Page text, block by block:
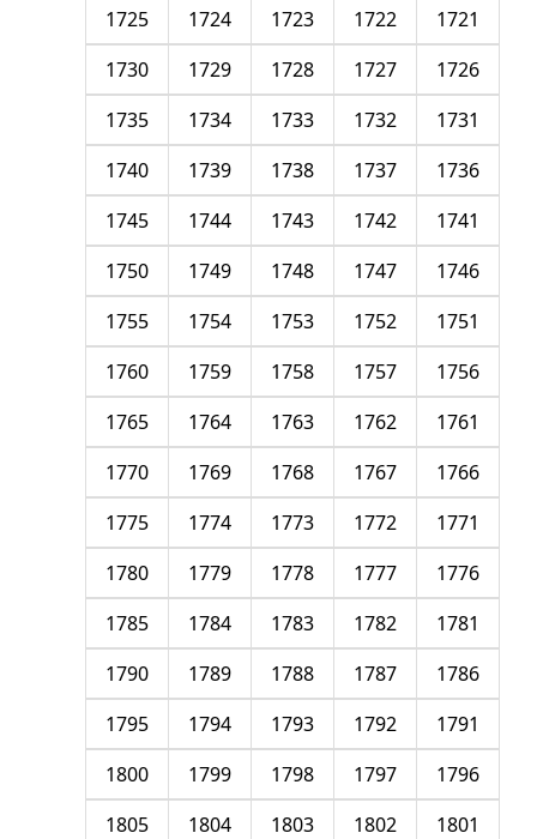
1721
1722
1723
1724
1725
1726
1727
1728
1729
1730
1731
1732
1733
1734
1735
1736
1737
1738
1739
1740
1741
1742
1743
1744
1745
1746
1747
1748
1749
1750
1751
1752
1753
1754
1755
1756
1757
1758
1759
1760
1761
1762
1763
1764
1765
1766
1767
1768
1769
1770
1771
1772
1773
1774
1775
1776
1777
1778
1779
1780
1781
1782
1783
1784
1785
1786
1787
1788
1789
1790
1791
1792
1793
1794
1795
1796
1797
1798
1799
1800
1801
1802
1803
1804
1805